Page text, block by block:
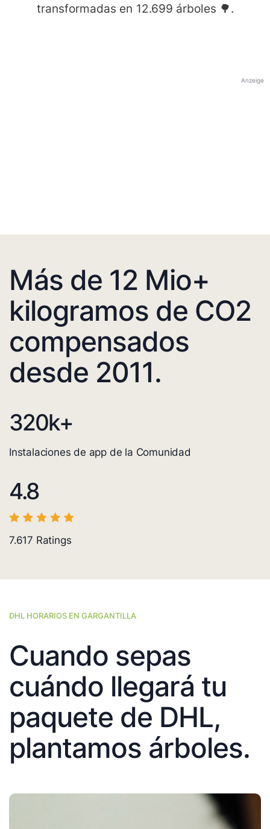
transformadas en 12.699 árboles 🌳.
Anzeige
Más de 12 Mio+
kilogramos de CO2
compensados
desde 2011.
320k+
Instalaciones de app de la Comunidad
4.8
7.617 Ratings
DHL HORARIOS EN GARGANTILLA
Cuando sepas
cuándo llegará tu
paquete de DHL,
plantamos árboles.